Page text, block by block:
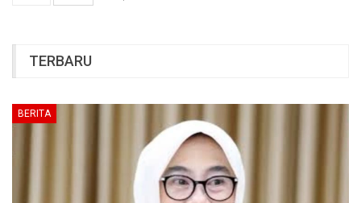
TERBARU
BERITA